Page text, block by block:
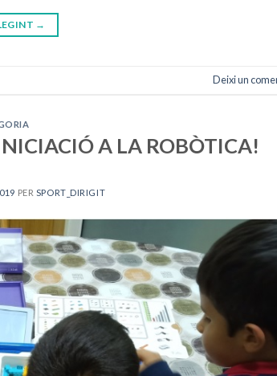
→
Deixi un
A LA ROBÒTICA!
PER SPORT_DIRIGIT